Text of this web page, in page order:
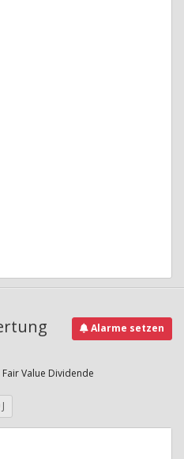
Alarme setzen
Fair Value Dividende